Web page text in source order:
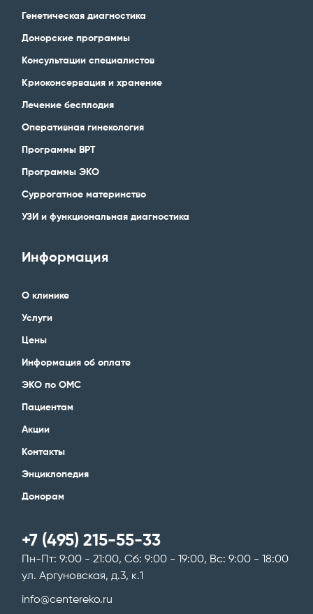
Генетическая диагностика
Донорские программы
Консультации специалистов
Криоконсервация и хранение
Лечение бесплодия
Оперативная гинекология
Программы ВРТ
Программы ЭКО
Суррогатное материнство
УЗИ и функциональная диагностика
Информация
О клинике
Услуги
Цены
Информация об оплате
ЭКО по ОМС
Пациентам
Акции
Контакты
Энциклопедия
Донорам
+7 (495) 215-55-33
Пн-Пт: 9:00 - 21:00, Сб: 9:00 - 19:00, Вс: 9:00 - 18:00
ул. Аргуновская, д.3, к.1
info@centereko.ru